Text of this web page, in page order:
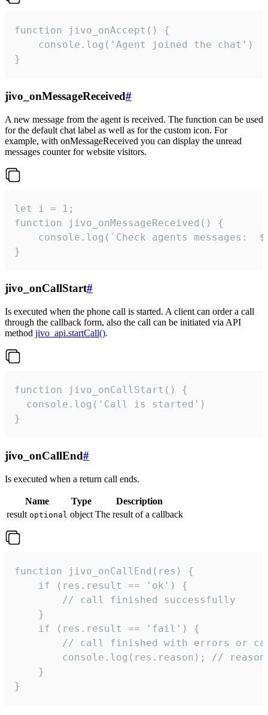
function jivo_onAccept() {
}
jivo_onMessageReceived#
A new message from the agent is received. The function can be used
for the default chat label as well as for the custom icon. For
example, with onMessageReceived you can display the unread
messages counter for website visitors.
let i = 1;
function jivo_onMessageReceived() {
}
jivo_onCallStart#
Is executed when the phone call is started. A client can order a call
through the callback form, also the call can be initiated via API
method jivo_api.startCall().
function jivo_onCallStart() {
  console.log('Call is started')
}
jivo_onCallEnd#
Is executed when a return call ends.
Name Type
Description
result optional object The result of a callback
function jivo_onCallEnd(res) {
    if (res.result == 'ok') {
        // call finished successfully
    }
    if (res.result == 'fail') {
// call finished with errors or
console.log(res.reason); //
    }
}